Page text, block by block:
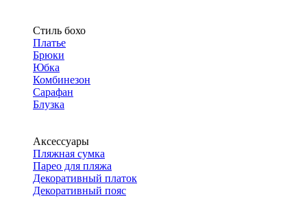
Стиль бохо
Платье
Брюки
Юбка
Комбинезон
Сарафан
Блузка
Аксессуары
Пляжная сумка
Парео для пляжа
Декоративный платок
Декоративный пояс